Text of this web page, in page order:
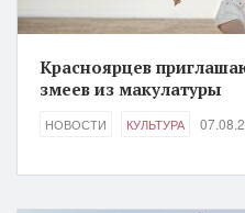
Красноярцев
змеев из макулатуры
НОВОСТИ КУЛЬТУРА